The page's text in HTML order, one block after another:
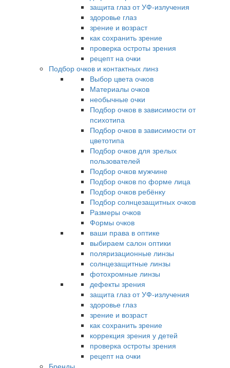
защита глаз от УФ-излучения
здоровье глаз
зрение и возраст
как сохранить зрение
проверка остроты зрения
рецепт на очки
Подбор очков и контактных линз
Выбор цвета очков
Материалы очков
необычные очки
Подбор очков в зависимости от
психотипа
Подбор очков в зависимости от
цветотипа
Подбор очков для зрелых
пользователей
Подбор очков мужчине
Подбор очков по форме лица
Подбор очков ребёнку
Подбор солнцезащитных очков
Размеры очков
Формы очков
ваши права в оптике
выбираем салон оптики
поляризационные линзы
солнцезащитные линзы
фотохромные линзы
дефекты зрения
защита глаз от УФ-излучения
здоровье глаз
зрение и возраст
как сохранить зрение
коррекция зрения у детей
проверка остроты зрения
рецепт на очки